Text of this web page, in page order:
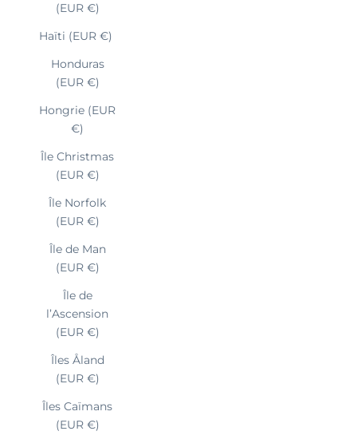
(EUR €)
Haïti (EUR €)
Honduras
(EUR €)
Hongrie (EUR
€)
Île Christmas
(EUR €)
Île Norfolk
(EUR €)
Île de Man
(EUR €)
Île de
l’Ascension
(EUR €)
Îles Åland
(EUR €)
Îles Caïmans
(EUR €)